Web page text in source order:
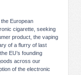
European
cigarette, seeking
product, the vaping
of a flurry of last
EU’s founding
across our
of the electronic